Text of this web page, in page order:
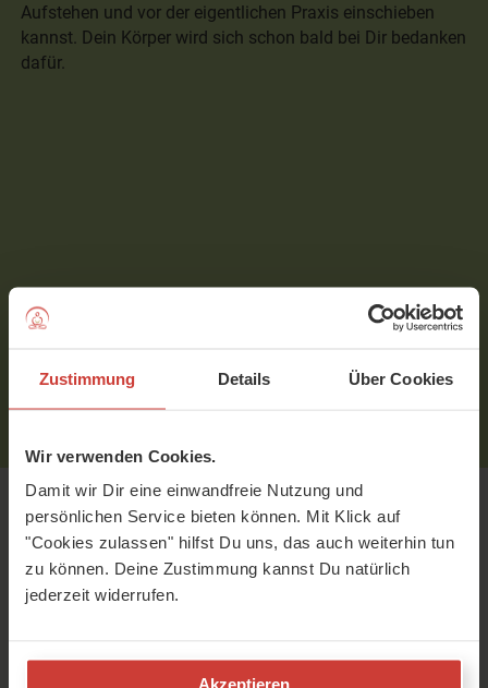
Zustimmung Details Über Cookies
Wir verwenden Cookies.
Damit wir Dir eine einwandfreie Nutzung und
persönlichen Service bieten können. Mit Klick auf
"Cookies zulassen" hilfst Du uns, das auch weiterhin tun
zu können. Deine Zustimmung kannst Du natürlich
jederzeit widerrufen.
Akzeptieren
Aufstehen und vor der eigentlichen Praxis einschieben
kannst. Dein Körper wird sich schon bald bei Dir bedanken
dafür.
Yoga-Katzenwäsche